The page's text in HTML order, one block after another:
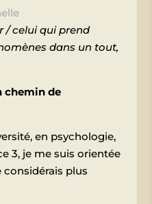
/ celui qui prend
dans un tout,
chemin de
en psychologie,
3, je me suis orientée
considérais plus